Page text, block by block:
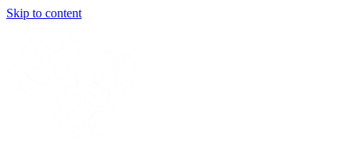
Skip to content